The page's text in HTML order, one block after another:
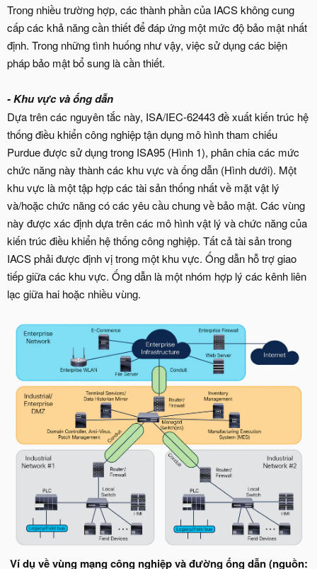
Trong nhiều trường hợp, các thành phần của IACS không cung
cấp các khả năng cần thiết để đáp ứng một mức độ bảo mật nhất
định. Trong những tình huống như vậy, việc sử dụng các biện
pháp bảo mật bổ sung là cần thiết.
- Khu vựcvà ống dẫn
Dựa trên các nguyên tắc này, ISA/IEC-62443 đề xuất kiến trúc hệ
thống điều khiển công nghiệp tận dụng mô hình tham chiếu
Purdue được sử dụng trong ISA95 (Hình 1), phân chia các mức
chức năng này thành các khu vực và ống dẫn (Hình dưới). Một
khu vực là một tập hợp các tài sản thống nhất về mặt vật lý
và/hoặc chức năng có các yêu cầu chung về bảo mật. Các vùng
này được xác định dựa trên các mô hình vật lý và chức năng của
kiến trúc điều khiển hệ thống công nghiệp. Tất cả tài sản trong
IACS phải được định vị trong một khu vực. Ống dẫn hỗ trợ giao
tiếp giữa các khu vực. Ống dẫn là một nhóm hợp lý các kênh liên
lạc giữa hai hoặc nhiều vùng.
Ví dụ về vùng mạng công nghiệp và đường ống dẫn (nguồn: